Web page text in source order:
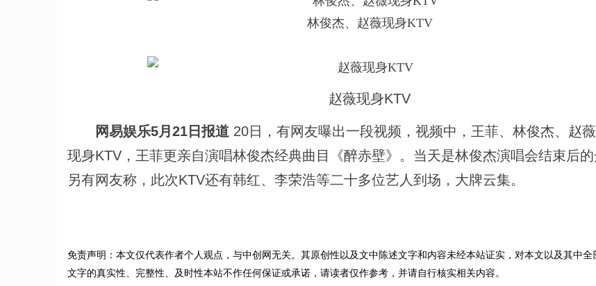
林俊杰、赵薇现身KTV
赵薇现身KTV
网易娱乐5月21日报道 20日，有网友曝出一段视频，视频中，王菲、林俊杰、赵
现身KTV，王菲更亲自演唱林俊杰经典曲目《醉赤壁》。当天是林俊杰演唱会结束后的
另有网友称，此次KTV还有韩红、李荣浩等二十多位艺人到场，大牌云集。
免责声明：本文仅代表作者个人观点，与中创网无关。其原创性以及文中陈述文字和内容未经本站证实，对本文以及其中全
文字的真实性、完整性、及时性本站不作任何保证或承诺，请读者仅作参考，并请自行核实相关内容。